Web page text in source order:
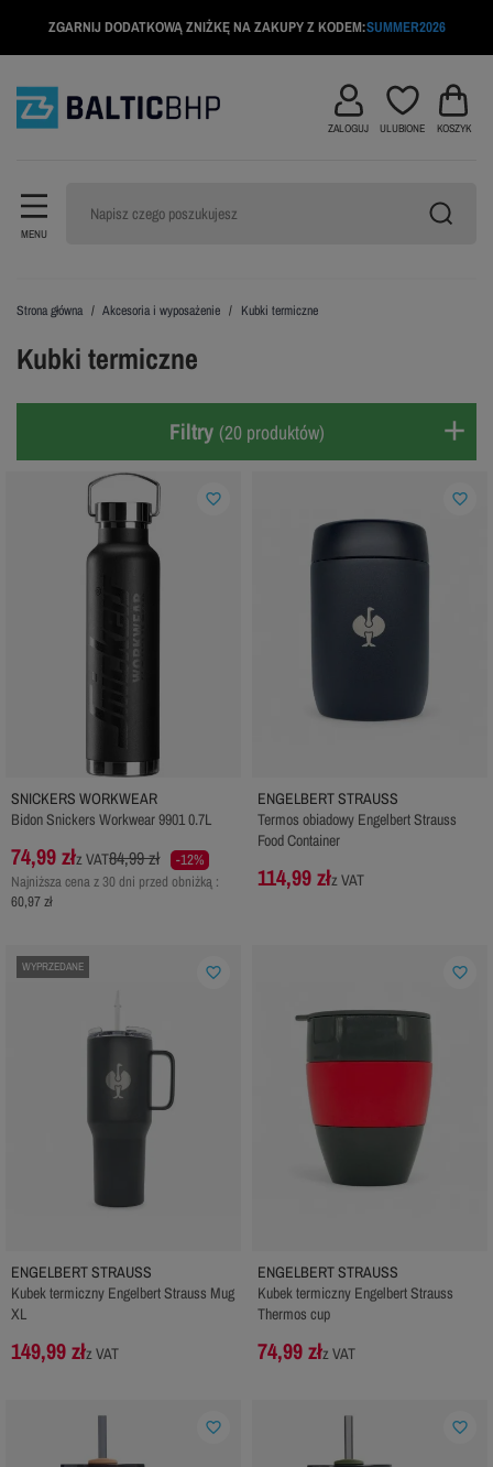
ZGARNIJ DODATKOWĄ ZNIŻKĘ NA ZAKUPY Z KODEM:SUMMER2026
MENU
ZALOGUJ ULUBIONE KOSZYK
Strona główna Akcesoria i wyposażenie Kubki termiczne
Kubki termiczne
Filtry (20 produktów)
SNICKERS WORKWEAR
Bidon Snickers Workwear 9901 0.7L
74,99 złz VAT84,99 zł
-12%
Najniższa cena z 30 dni przed obniżką :
60,97 zł
favorite_border
ENGELBERT STRAUSS
Termos obiadowy Engelbert Strauss
Food Container
114,99 złz VAT
favorite_border
WYPRZEDANE
ENGELBERT STRAUSS
Kubek termiczny Engelbert Strauss Mug
XL
149,99 złz VAT
favorite_border
ENGELBERT STRAUSS
Kubek termiczny Engelbert Strauss
Thermos cup
74,99 złz VAT
favorite_border
favorite_border favorite_border